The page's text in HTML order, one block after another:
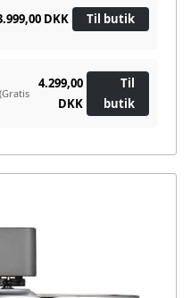
DKK Til butik
(Gratis
4.299,00
DKK
Til
butik